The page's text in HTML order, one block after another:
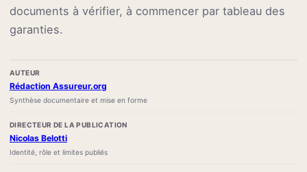
documents à vérifier, à commencer par tableau des
garanties.
AUTEUR
Rédaction Assureur.org
Synthèse documentaire et mise en forme
DIRECTEUR DE LA PUBLICATION
Nicolas Belotti
Identité, rôle et limites publiés